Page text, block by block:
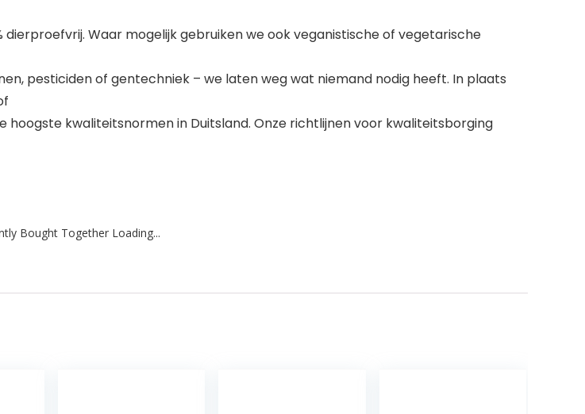
dierproefvrij. Waar mogelijk gebruiken we ook veganistische of vegetarische
pesticiden of gentechniek – we laten weg wat niemand nodig heeft. In plaats
hoogste kwaliteitsnormen in Duitsland. Onze richtlijnen voor kwaliteitsborging
Bought Together Loading...